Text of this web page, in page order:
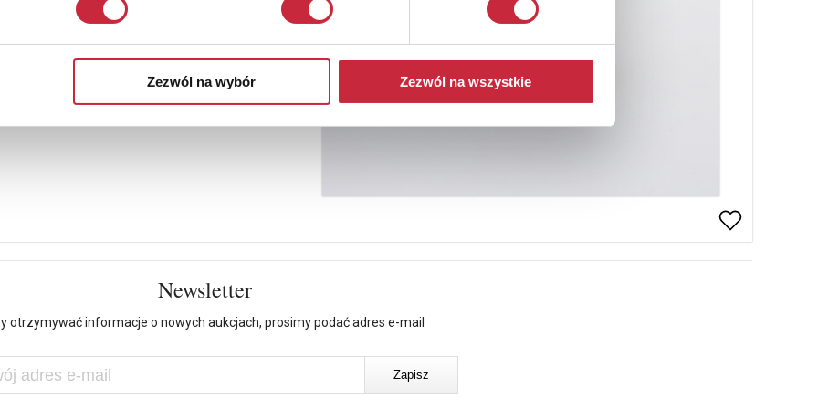
Zezwól na wybór Zezwól na wszystkie
Newsletter
otrzymywać informacje o nowych aukcjach, prosimy podać adres e-mail